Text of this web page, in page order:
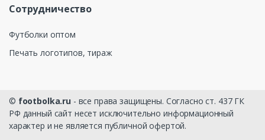
Сотрудничество
Футболки оптом
Печать логотипов, тираж
© footbolka.ru - все права защищены. Согласно ст. 437 ГК
РФ данный сайт несет исключительно информационный
характер и не является публичной офертой.